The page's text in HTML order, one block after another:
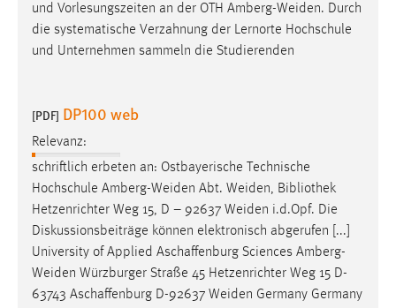
und Vorlesungszeiten an der OTH Amberg-Weiden. Durch
die systematische Verzahnung der Lernorte Hochschule
und Unternehmen sammeln die Studierenden
[PDF] DP100 web
Relevanz:
schriftlich erbeten an: Ostbayerische Technische
Hochschule Amberg-Weiden Abt. Weiden, Bibliothek
Hetzenrichter Weg 15, D – 92637 Weiden i.d.Opf. Die
Diskussionsbeiträge können elektronisch abgerufen [...]
University of Applied Aschaffenburg Sciences Amberg-
Weiden Würzburger Straße 45 Hetzenrichter Weg 15 D-
63743 Aschaffenburg D-92637 Weiden Germany Germany